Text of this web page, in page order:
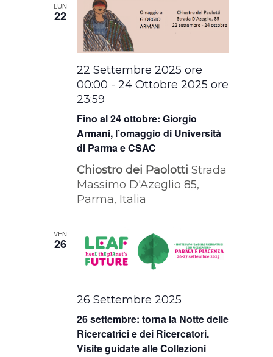
LUN
22
Fino al 24 ottobre: Giorgio
Armani, l’omaggio di Università
di Parma e CSAC
22 Settembre 2025 ore
00:00 -24 Ottobre 2025 ore
23:59
Chiostro dei PaolottiStrada
Massimo D'Azeglio 85,
Parma, Italia
VEN
26
26 settembre: torna la Notte delle
Ricercatrici e dei Ricercatori.
Visite guidate alle Collezioni
26 Settembre 2025